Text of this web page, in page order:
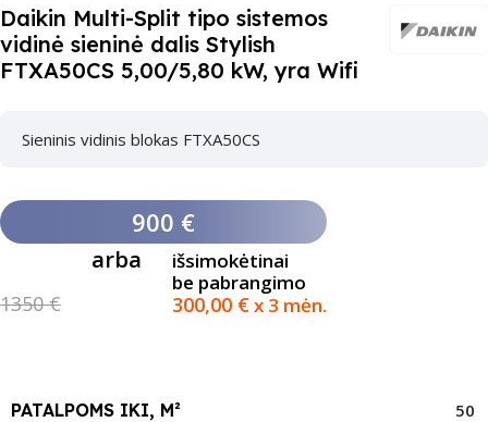
Daikin Multi-Split tipo sistemos
vidinė sieninė dalis Stylish
FTXA50CS 5,00/5,80 kW, yra Wifi
Sieninis vidinis blokas FTXA50CS
900 €
1350 €
arba
išsimokėtinai
be pabrangimo
300,00 €x 3 mėn.
PATALPOMS IKI, M² 50